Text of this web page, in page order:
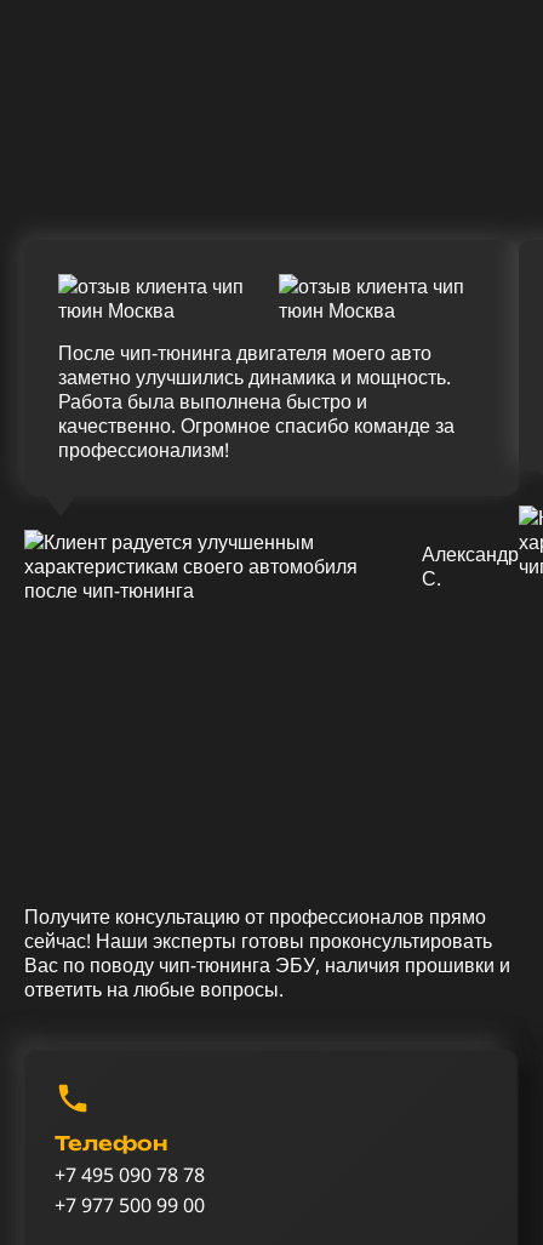
После чип-тюнинга двигателя моего авто
заметно улучшились динамика и мощность.
Работа была выполнена быстро и
качественно. Огромное спасибо команде за
профессионализм!
Александр
С.
Получите консультацию от профессионалов прямо
сейчас! Наши эксперты готовы проконсультировать
Вас по поводу чип-тюнинга ЭБУ, наличия прошивки и
ответить на любые вопросы.
Телефон
+7 495 090 78 78
+7 977 500 99 00